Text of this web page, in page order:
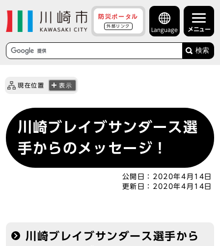
防災ポータル
外部リンク
Language メニュー
検索
現在位置 表示
川崎ブレイブサンダース選
手からのメッセージ！
公開日： 2020年4月14日
更新日： 2020年4月14日
川崎ブレイブサンダース選手から